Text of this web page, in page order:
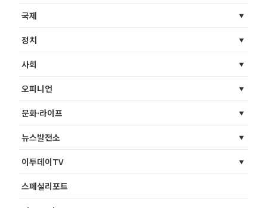
국제
정치
사회
오피니언
문화·라이프
뉴스발전소
이투데이TV
스페셜리포트